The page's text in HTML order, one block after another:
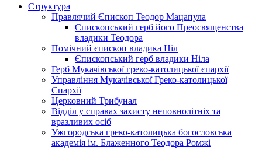
Структура
Правлячий Єпископ Теодор Мацапула
Єпископський герб його Преосвященства
владики Теодора
Помічний єпископ владика Ніл
Єпископський герб владики Ніла
Герб Мукачівської греко-католицької єпархії
Управління Мукачівської Греко-католицької
Єпархії
Церковний Трибунал
Відділ у справах захисту неповнолітніх та
вразливих осіб
Ужгородська греко-католицька богословська
академія ім. Блаженного Теодора Ромжі